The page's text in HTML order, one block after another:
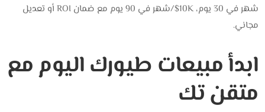
شهر في 30 يوم، 10K$/شهر في 90 يوم مع ضمان ROI أو تعديل
مجاني.
ابدأ مبيعات طيورك اليوم مع
متقن تك